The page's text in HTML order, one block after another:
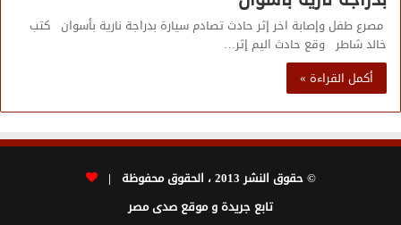
مصرع طفل وإصابة اخر إثر حادث تصادم سيارة بدراجة نارية بأسوان كتب
خالد شاطر وقع حادث اليم إثر…
أكمل القراءة »
© حقوق النشر 2013 ، الحقوق محفوظة |
تابع جريدة و موقع صدى مصر